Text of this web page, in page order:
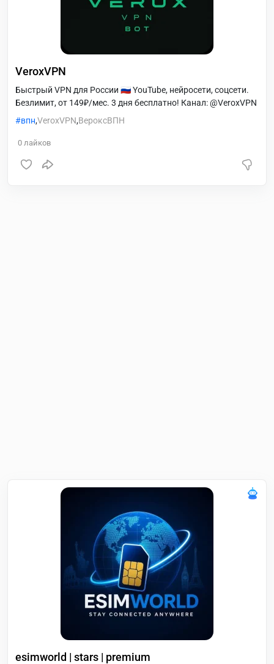
VeroxVPN
Быстрый VPN для России 🇷🇺 YouTube, нейросети, соцсети.
Безлимит, от 149₽/мес. 3 дня бесплатно! Канал: @VeroxVPN
впн,VeroxVPN,ВероксВПН
0 лайков
esimworld | stars | premium